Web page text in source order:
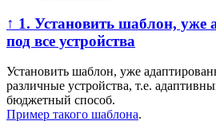
↑ 1. Установить шаблон, уже
под все устройства
Установить шаблон, уже
различные устройства, т.е.
бюджетный способ.
Пример такого шаблона.